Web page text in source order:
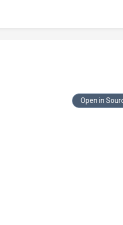
Open in